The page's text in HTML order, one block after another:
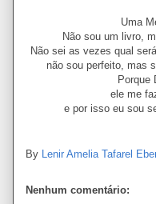
Uma
Não sou um livro,
Não sei as vezes qual
não sou perfeito, mas
Porque
ele me
e por isso eu sou
By Lenir Amelia Tafarel
Nenhum comentário: